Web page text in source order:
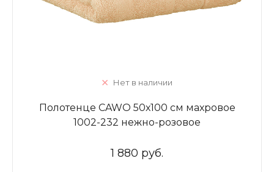
Нет в наличии
Полотенце CAWO 50х100 см махровое
1002-232 нежно-розовое
1 880 руб.